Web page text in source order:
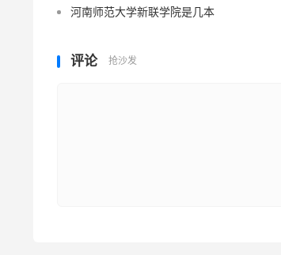
河南师范大学新联学院是几本
评论 抢沙发